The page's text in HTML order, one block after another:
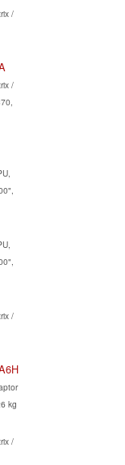
/
/
/
kg
/